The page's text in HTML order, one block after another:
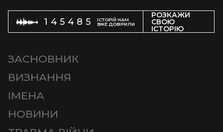
145485
ІСТОРІЙ НАМ
ВЖЕ ДОВІРИЛИ
РОЗКАЖИ
СВОЮ
ІСТОРІЮ
ЗАСНОВНИК
ВИЗНАННЯ
ІМЕНА
НОВИНИ